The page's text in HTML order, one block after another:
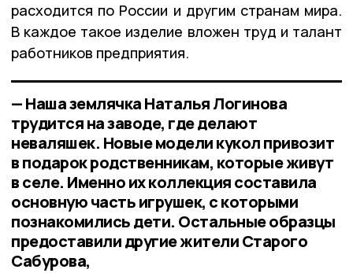
расходится по России и другим странам мира.
В каждое такое изделие вложен труд и талант
работников предприятия.
— Наша землячка Наталья Логинова
трудится на заводе, где делают
неваляшек. Новые модели кукол привозит
в подарок родственникам, которые живут
в селе. Именно их коллекция составила
основную часть игрушек, с которыми
познакомились дети. Остальные образцы
предоставили другие жители Старого
Сабурова,